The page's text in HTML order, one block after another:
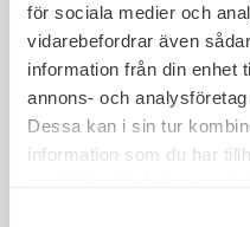
för sociala medier och
vidarebefordrar även
information från din enhet
annons- och
Dessa kan i sin tur
information som du har
Tillverkad i 3 mm vit
väderbeständigt
anpassat för långvarig
Materialet är
fukt, UV-strålning och
ger skylten lång